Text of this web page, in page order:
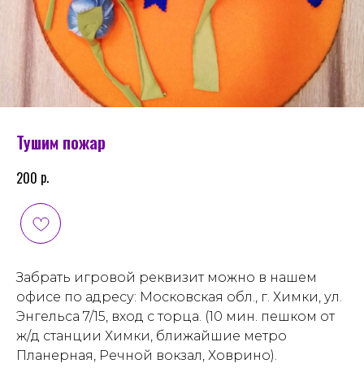
Тушим пожар
200 р.
Забрать игровой реквизит можно в нашем
офисе по адресу: Московская обл., г. Химки, ул.
Энгельса 7/15, вход с торца. (10 мин. пешком от
ж/д станции Химки, ближайшие метро
Планерная, Речной вокзал, Ховрино).